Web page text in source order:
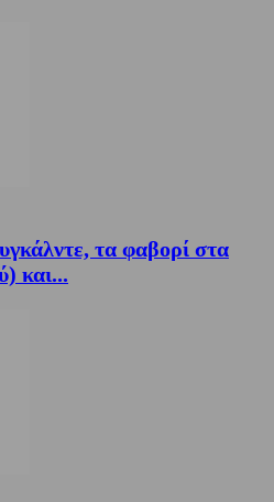
τα φαβορί στα
και...